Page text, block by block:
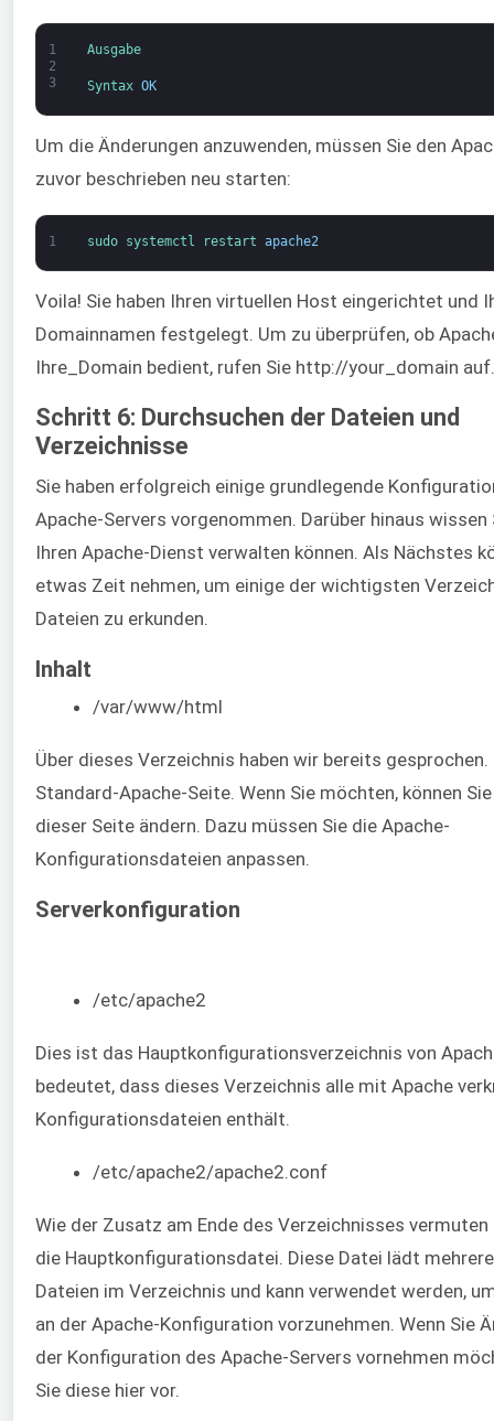
1
2
3
Ausgabe
Syntax OK
Um die Änderungen anzuwenden, müssen Sie den
zuvor beschrieben neu starten:
1 sudo systemctl restart apache2
Voila! Sie haben Ihren virtuellen Host eingerichtet und
Domainnamen festgelegt. Um zu überprüfen, ob
Ihre_Domain bedient, rufen Sie http://your_domain auf.
Schritt 6: Durchsuchen der Dateien und
Verzeichnisse
Sie haben erfolgreich einige grundlegende
Apache-Servers vorgenommen. Darüber hinaus wissen
Ihren Apache-Dienst verwalten können. Als Nächstes
etwas Zeit nehmen, um einige der wichtigsten
Dateien zu erkunden.
Inhalt
/var/www/html
Über dieses Verzeichnis haben wir bereits
Standard-Apache-Seite. Wenn Sie möchten, können
dieser Seite ändern. Dazu müssen Sie die Apache-
Konfigurationsdateien anpassen.
Serverkonfiguration
/etc/apache2
Dies ist das Hauptkonfigurationsverzeichnis von
bedeutet, dass dieses Verzeichnis alle mit Apache
Konfigurationsdateien enthält.
/etc/apache2/apache2.conf
Wie der Zusatz am Ende des Verzeichnisses
die Hauptkonfigurationsdatei. Diese Datei lädt
Dateien im Verzeichnis und kann verwendet werden,
an der Apache-Konfiguration vorzunehmen. Wenn Sie
der Konfiguration des Apache-Servers vornehmen
Sie diese hier vor.